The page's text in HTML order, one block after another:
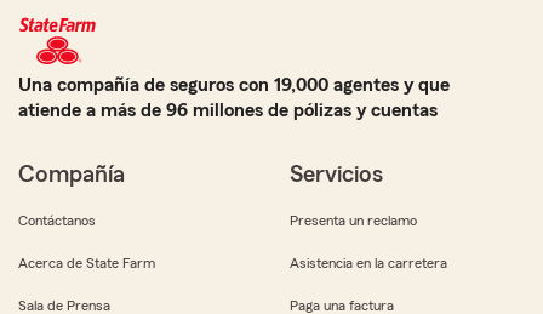
Una compañía de seguros con 19,000 agentes y que
atiende a más de 96 millones de pólizas y cuentas
Compañía
Contáctanos
Acerca de State Farm
Sala de Prensa
Servicios
Presenta un reclamo
Asistencia en la carretera
Paga una factura